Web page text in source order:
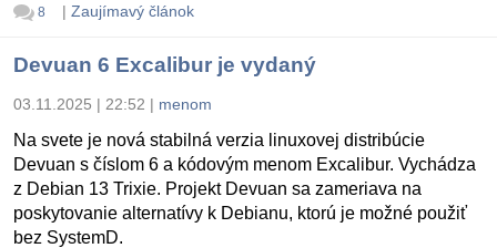
8 | Zaujímavý článok
Devuan 6 Excalibur je vydaný
03.11.2025 | 22:52 | menom
Na svete je nová stabilná verzia linuxovej distribúcie
Devuan s číslom 6 a kódovým menom Excalibur. Vychádza
z Debian 13 Trixie. Projekt Devuan sa zameriava na
poskytovanie alternatívy k Debianu, ktorú je možné použiť
bez SystemD.